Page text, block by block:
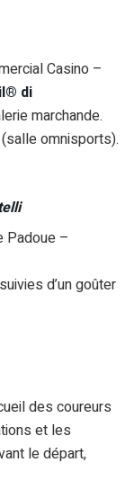
Casino –
di
marchande.
omnisports).
elli
Padoue –
d’un goûter
des coureurs
et les
le départ,